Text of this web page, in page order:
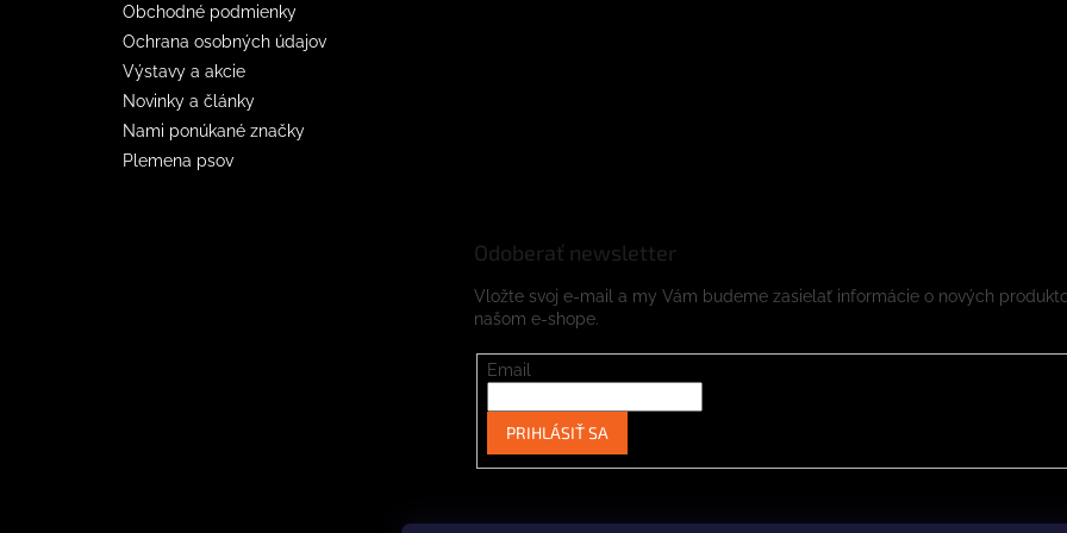
Obchodné podmienky
Ochrana osobných údajov
Výstavy a akcie
Novinky a články
Nami ponúkané značky
Plemena psov
Odoberať newsletter
Vložte svoj e-mail a my Vám budeme zasielať informácie o nových
našom e-shope.
Email
PRIHLÁSIŤ SA